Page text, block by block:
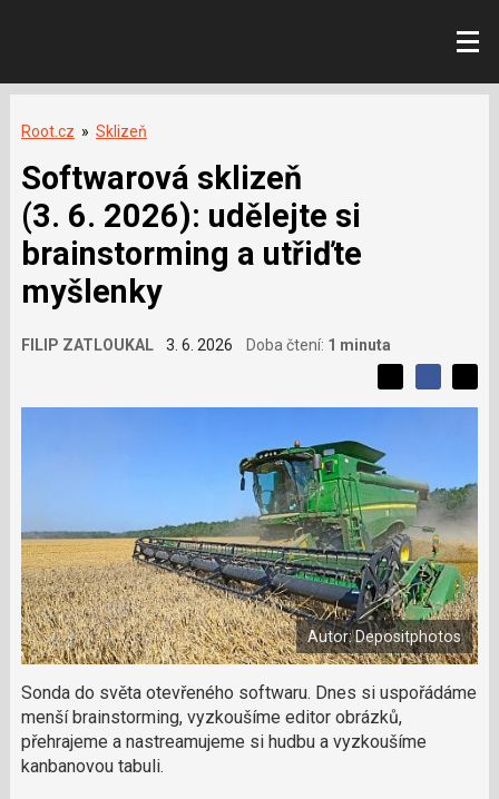
Root.cz » Sklizeň
Softwarová sklizeň
(3. 6. 2026): udělejte si
brainstorming a utřiďte
myšlenky
FILIP ZATLOUKAL 3. 6. 2026 Doba čtení: 1 minuta
e
v
á
m
č
l
á
n
e
k
?
o
S
d
e
t
S
d
t
e
n
a
F
a
c
e
b
o
o
u
d
t
e
n
a
s
í
t
i
X
Autor: Depositphotos
Sonda do světa otevřeného softwaru. Dnes si uspořádáme
menší brainstorming, vyzkoušíme editor obrázků,
přehrajeme a nastreamujeme si hudbu a vyzkoušíme
kanbanovou tabuli.